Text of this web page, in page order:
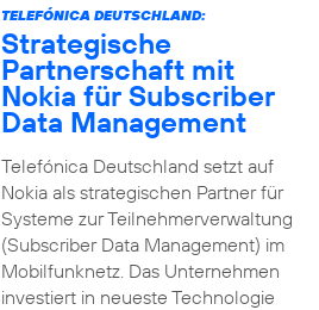
TELEFÓNICA DEUTSCHLAND:
Strategische
Partnerschaft mit
Nokia für Subscriber
Data Management
Telefónica Deutschland setzt auf
Nokia als strategischen Partner für
Systeme zur Teilnehmerverwaltung
(Subscriber Data Management) im
Mobilfunknetz. Das Unternehmen
investiert in neueste Technologie